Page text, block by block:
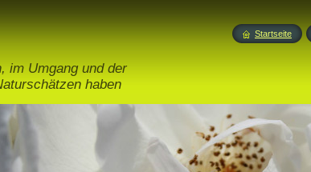
im Umgang und der
haben
Startseite